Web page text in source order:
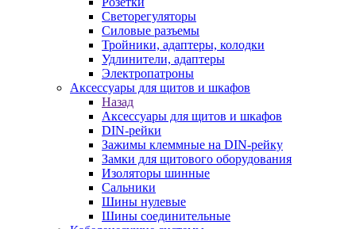
Светорегуляторы
Силовые разъемы
Тройники, адаптеры, колодки
Удлинители, адаптеры
Электропатроны
Аксессуары для щитов и шкафов
Назад
Аксессуары для щитов и шкафов
DIN-рейки
Зажимы клеммные на DIN-рейку
Замки для щитового оборудования
Изоляторы шинные
Сальники
Шины нулевые
Шины соединительные